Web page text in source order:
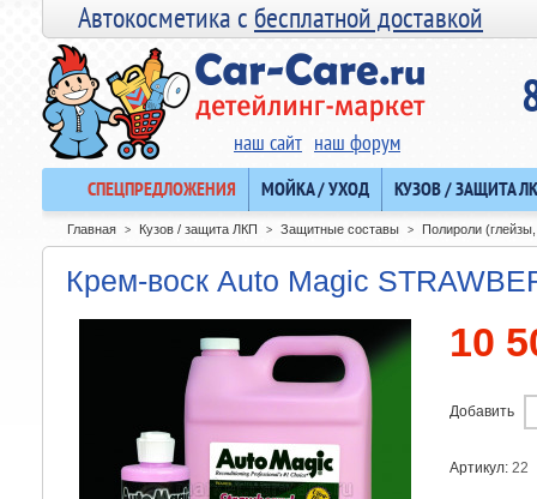
Автокосметика сбесплатной доставкой
наш сайт наш форум
СПЕЦПРЕДЛОЖЕНИЯ МОЙКА / УХОД КУЗОВ / ЗАЩИТА
Главная > Кузов / защита ЛКП > Защитные составы > Полироли
Крем-воск Auto Magic
10
Добавить
Артикул: 22